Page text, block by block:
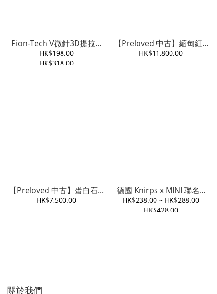
Pion-Tech V微針3D提拉...
HK$198.00
HK$318.00
【Preloved 中古】緬甸紅...
HK$11,800.00
【Preloved 中古】蛋白石...
HK$7,500.00
德國 Knirps x MINI 聯名...
HK$238.00 ~ HK$288.00
HK$428.00
關於我們